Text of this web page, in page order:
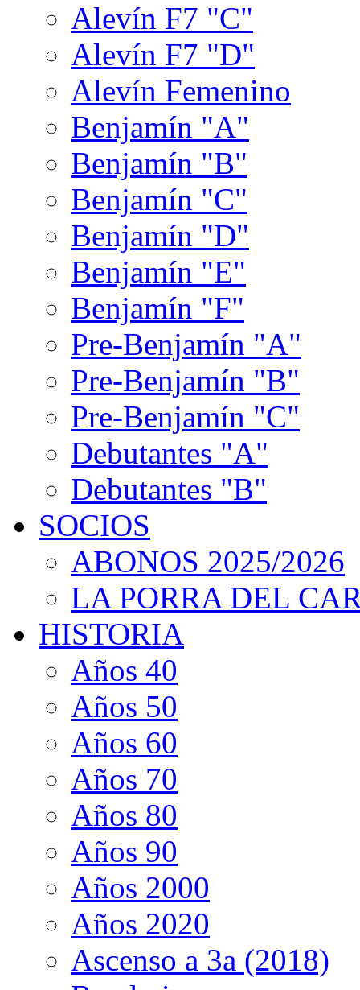
Alevín F7 "C"
Alevín F7 "D"
Alevín Femenino
Benjamín "A"
Benjamín "B"
Benjamín "C"
Benjamín "D"
Benjamín "E"
Benjamín "F"
Pre-Benjamín "A"
Pre-Benjamín "B"
Pre-Benjamín "C"
Debutantes "A"
Debutantes "B"
SOCIOS
ABONOS 2025/2026
LA PORRA DEL
HISTORIA
Años 40
Años 50
Años 60
Años 70
Años 80
Años 90
Años 2000
Años 2020
Ascenso a 3a (2018)